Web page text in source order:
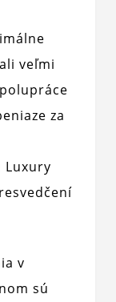
veľmi
za
Luxury
v
sú